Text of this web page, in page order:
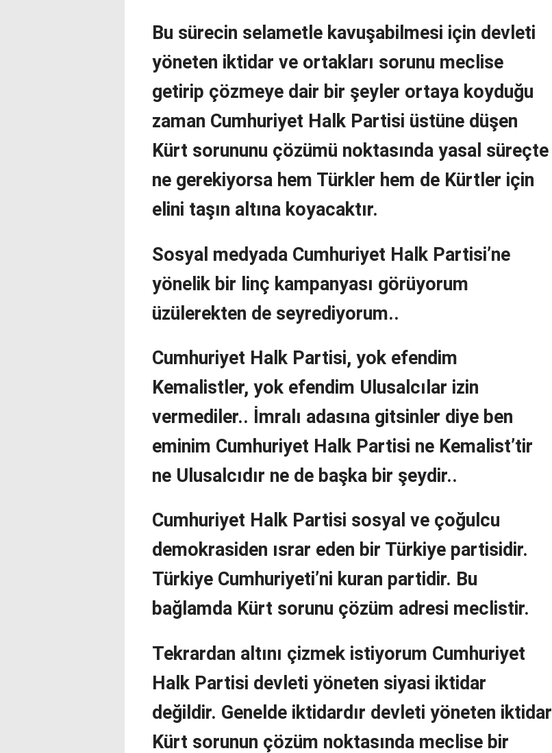
Bu sürecin selametle kavuşabilmesi için devleti
yöneten iktidar ve ortakları sorunu meclise
getirip çözmeye dair bir şeyler ortaya koyduğu
zaman Cumhuriyet Halk Partisi üstüne düşen
Kürt sorununu çözümü noktasında yasal süreçte
ne gerekiyorsa hem Türkler hem de Kürtler için
elini taşın altına koyacaktır.
Sosyal medyada Cumhuriyet Halk Partisi’ne
yönelik bir linç kampanyası görüyorum
üzülerekten de seyrediyorum..
Cumhuriyet Halk Partisi, yok efendim
Kemalistler, yok efendim Ulusalcılar izin
vermediler.. İmralı adasına gitsinler diye ben
eminim Cumhuriyet Halk Partisi ne Kemalist’tir
ne Ulusalcıdır ne de başka bir şeydir..
Cumhuriyet Halk Partisi sosyal ve çoğulcu
demokrasiden ısrar eden bir Türkiye partisidir.
Türkiye Cumhuriyeti’ni kuran partidir. Bu
bağlamda Kürt sorunu çözüm adresi meclistir.
Tekrardan altını çizmek istiyorum Cumhuriyet
Halk Partisi devleti yöneten siyasi iktidar
değildir. Genelde iktidardır devleti yöneten iktidar
Kürt sorunun çözüm noktasında meclise bir